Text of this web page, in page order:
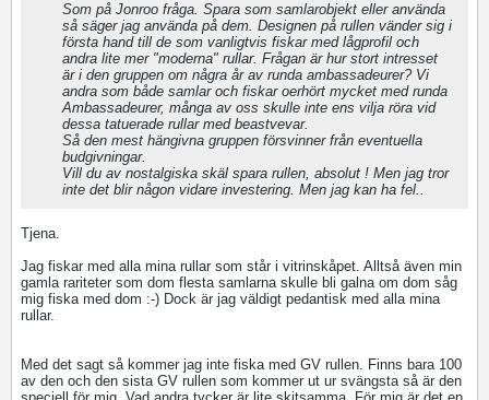
Som på Jonroo fråga. Spara som samlarobjekt eller använda
så säger jag använda på dem. Designen på rullen vänder sig i
första hand till de som vanligtvis fiskar med lågprofil och
andra lite mer "moderna" rullar. Frågan är hur stort intresset
är i den gruppen om några år av runda ambassadeurer? Vi
andra som både samlar och fiskar oerhört mycket med runda
Ambassadeurer, många av oss skulle inte ens vilja röra vid
dessa tatuerade rullar med beastvevar.
Så den mest hängivna gruppen försvinner från eventuella
budgivningar.
Vill du av nostalgiska skäl spara rullen, absolut ! Men jag tror
inte det blir någon vidare investering. Men jag kan ha fel..
Tjena.
Jag fiskar med alla mina rullar som står i vitrinskåpet. Alltså även min
gamla rariteter som dom flesta samlarna skulle bli galna om dom såg
mig fiska med dom :-) Dock är jag väldigt pedantisk med alla mina
rullar.
Med det sagt så kommer jag inte fiska med GV rullen. Finns bara 100
av den och den sista GV rullen som kommer ut ur svängsta så är den